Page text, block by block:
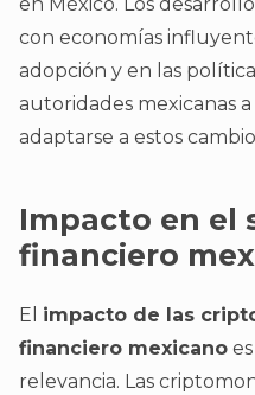
en México. Los
con economías
adopción y en las
autoridades mexicanas
adaptarse a estos
Impacto en el
financiero
El impacto de las
financiero mexicano
relevancia. Las